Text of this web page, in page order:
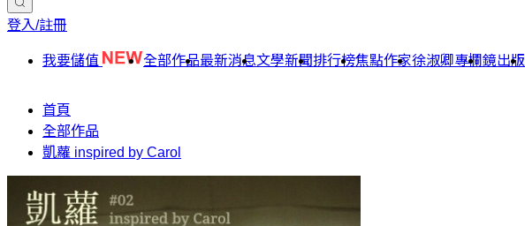
登入/註冊
我要儲值 全部作品最新消息文學新聞排行榜焦點作家徐淑卿專欄鏡出版
首頁
全部作品
凱蘿 inspired by Carol